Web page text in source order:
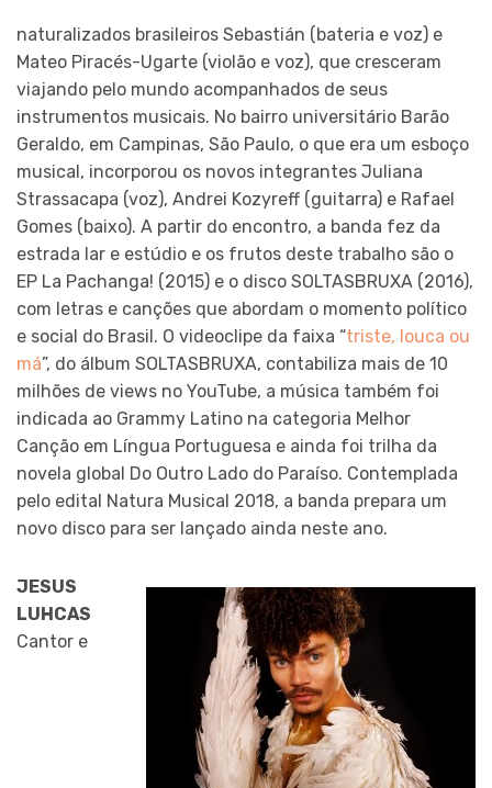
naturalizados brasileiros Sebastián (bateria e voz) e
Mateo Piracés-Ugarte (violão e voz), que cresceram
viajando pelo mundo acompanhados de seus
instrumentos musicais. No bairro universitário Barão
Geraldo, em Campinas, São Paulo, o que era um esboço
musical, incorporou os novos integrantes Juliana
Strassacapa (voz), Andrei Kozyreff (guitarra) e Rafael
Gomes (baixo). A partir do encontro, a banda fez da
estrada lar e estúdio e os frutos deste trabalho são o
EP La Pachanga! (2015) e o disco SOLTASBRUXA (2016),
com letras e canções que abordam o momento político
e social do Brasil. O videoclipe da faixa “triste, louca ou
má”, do álbum SOLTASBRUXA, contabiliza mais de 10
milhões de views no YouTube, a música também foi
indicada ao Grammy Latino na categoria Melhor
Canção em Língua Portuguesa e ainda foi trilha da
novela global Do Outro Lado do Paraíso. Contemplada
pelo edital Natura Musical 2018, a banda prepara um
novo disco para ser lançado ainda neste ano.
JESUS
LUHCAS
Cantor e